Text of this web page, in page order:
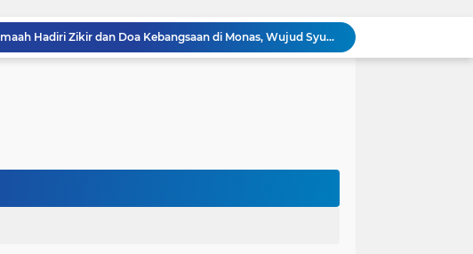
100.000 Jemaah Hadiri Zikir dan Doa Kebangsaan di Monas, Wujud Syukur atas Kemerdekaan
Wali Kota Lantik Dewan Pengawas dan Direksi BUMD, Tegaskan Komitmen pada Kinerja dan Integritas
Mahasiswa PAI UIN Siber Cirebon Lolos Konferensi Internasional Tiga Negara
Mahasiswa KKN Kelompok 140 UIN Siber Cirebon Berikan Edukasi Anti Bullying
Jadi Duta Budaya, Mahasiswa HTNI UIN Siber Cirebon Raih Juara 1 Duta Batik DKI Jakarta 2026